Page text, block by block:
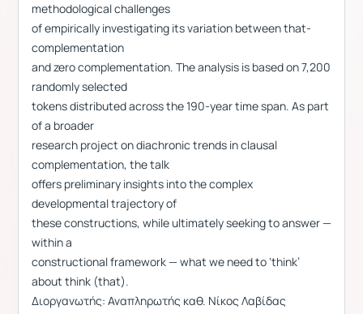
methodological challenges
of empirically investigating its variation between that-
complementation
and zero complementation. The analysis is based on 7,200
randomly selected
tokens distributed across the 190-year time span. As part
of a broader
research project on diachronic trends in clausal
complementation, the talk
offers preliminary insights into the complex
developmental trajectory of
these constructions, while ultimately seeking to answer —
within a
constructional framework — what we need to ‘think’
about think (that).
Διοργανωτής: Αναπληρωτής καθ. Νίκος Λαβίδας